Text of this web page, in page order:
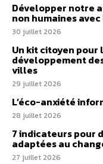
Développer notre
non humaines
30 juillet 2026
Un kit citoyen pour
développement
villes
29 juillet 2026
L’éco-anxiété
28 juillet 2026
7 indicateurs pour
adaptées au
27 juillet 2026